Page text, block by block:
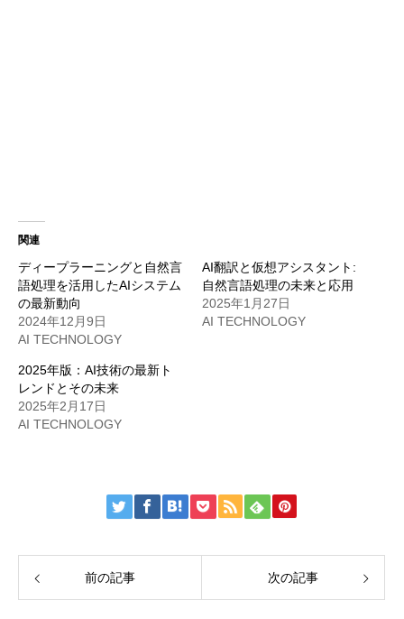
関連
ディープラーニングと自然言
語処理を活用したAIシステム
の最新動向
2024年12月9日
AI TECHNOLOGY
AI翻訳と仮想アシスタント:
自然言語処理の未来と応用
2025年1月27日
AI TECHNOLOGY
2025年版：AI技術の最新ト
レンドとその未来
2025年2月17日
AI TECHNOLOGY
前の記事 次の記事